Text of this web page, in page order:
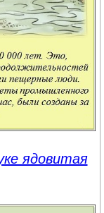
ядовитая